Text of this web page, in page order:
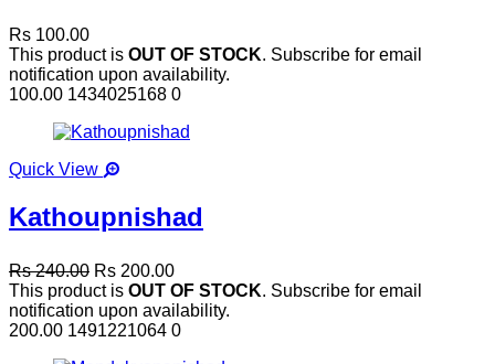
Rs 100.00
This product is OUT OF STOCK. Subscribe for email
notification upon availability.
100.00 1434025168 0
Quick View
Kathoupnishad
Rs 240.00 Rs 200.00
This product is OUT OF STOCK. Subscribe for email
notification upon availability.
200.00 1491221064 0